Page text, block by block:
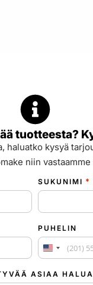
tuotteesta?
haluatko kysyä
niin
SUKUNIMI *
PUHELIN
ASIAA